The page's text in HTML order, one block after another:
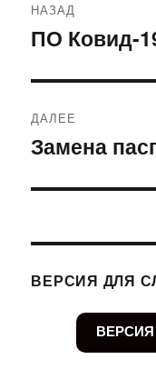
по
НАЗАД
Предыдущая
ПО Ковид-
ДАЛЕЕ
Следующая
Замена
ВЕРСИЯ ДЛЯ